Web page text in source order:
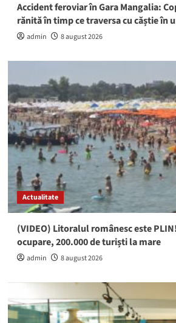
Accident feroviar în Gara Mangalia:
rănită în timp ce traversa cu căștie în
admin 8 august 2026
Actualitate
(VIDEO) Litoralul românesc este
ocupare, 200.000 de turiști la mare
admin 8 august 2026